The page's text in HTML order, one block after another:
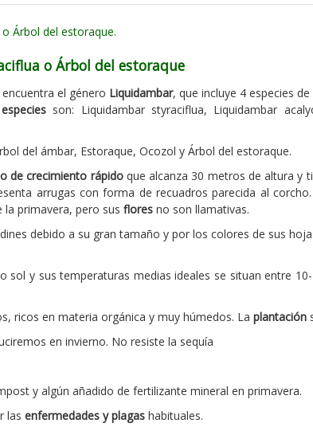
o Árbol del estoraque
el género Liquidambar, que incluye 4 especies de
especiesson: Liquidambar styraciflua, Liquidambar
del ámbar, Estoraque, Ocozol y Árbol del estoraque.
de crecimiento rápidoque alcanza 30 metros de altura y
arrugas con forma de recuadros parecida al
la primavera, pero sus flores no son llamativas.
debido a su gran tamaño y por los colores de sus
sol y sus temperaturas medias ideales se situan entre
ricos en materia orgánica y muy húmedos. La plantación
en invierno. No resiste la sequía
y algún añadido de fertilizante mineral en primavera.
las enfermedades y plagas habituales.